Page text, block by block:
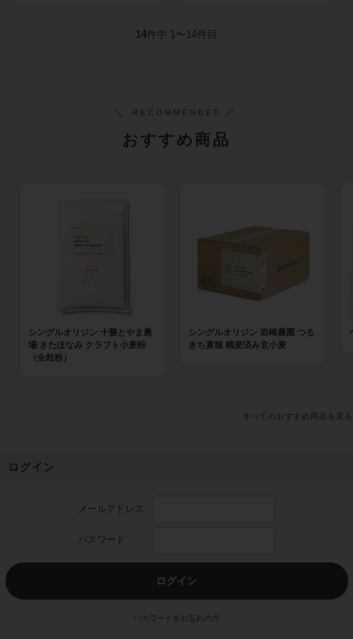
14件中 1〜14件目
おすすめ商品
シングルオリジン 十勝とやま農
場 きたほなみ クラフト小麦粉
（全粒粉）
シングルオリジン 岩崎農園 つる
きち夏穂 精麦済み玄小麦
すべてのおすすめ商品を見る
ログイン
メールアドレス
パスワード
ログイン
パスワードをお忘れの方